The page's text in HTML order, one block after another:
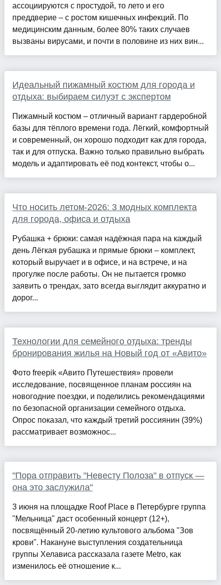
ассоциируются с простудой, то лето и его
преддверие – с ростом кишечных инфекций. По
медицинским данным, более 80% таких случаев
вызваны вирусами, и почти в половине из них вин...
Идеальный пижамный костюм для города и
отдыха: выбираем силуэт с экспертом
Пижамный костюм – отличный вариант гардеробной
базы для тёплого времени года. Лёгкий, комфортный
и современный, он хорошо подходит как для города,
так и для отпуска. Важно только правильно выбрать
модель и адаптировать её под контекст, чтобы о...
Что носить летом-2026: 3 модных комплекта
для города, офиса и отдыха
Рубашка + брюки: самая надёжная пара на каждый
день Лёгкая рубашка и прямые брюки – комплект,
который выручает и в офисе, и на встрече, и на
прогулке после работы. Он не пытается громко
заявить о трендах, зато всегда выглядит аккуратно и
дорог...
Технологии для семейного отдыха: тренды
бронирования жилья на Новый год от «Авито»
Фото freepik «Авито Путешествия» провели
исследование, посвященное планам россиян на
новогодние поездки, и поделились рекомендациями
по безопасной организации семейного отдыха.
Опрос показал, что каждый третий россиянин (39%)
рассматривает возможнос...
"Пора отправить "Невесту Полоза" в отпуск —
она это заслужила"
3 июня на площадке Roof Place в Петербурге группа
"Мельница" даст особенный концерт (12+),
посвящённый 20-летию культового альбома "Зов
крови". Накануне выступления создательница
группы Хелависа рассказала газете Metro, как
изменилось её отношение к...